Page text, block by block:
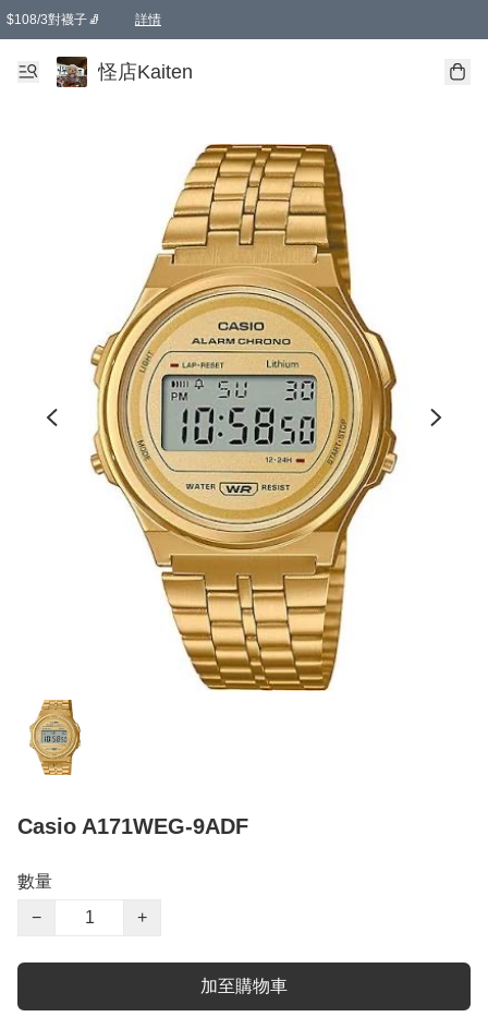
$108/3對襪子🧦 詳情
卡通傘☂️2把8折
購物滿 HKD 650.00即享免運費優惠！（適用於 本地送貨、本地取貨 )
怪店Kaiten
Casio A171WEG-9ADF
數量
−
+
加至購物車